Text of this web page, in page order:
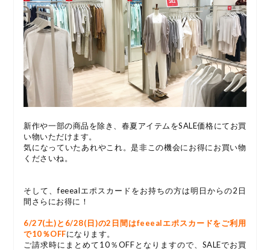
新作や一部の商品を除き、春夏アイテムをSALE価格にてお買
い物いただけます。
気になっていたあれやこれ。是非この機会にお得にお買い物
くださいね。
そして、feeealエポスカードをお持ちの方は明日からの2日
間さらにお得に！
6/27(土)と6/28(日)の2日間はfeeealエポスカードをご利用
で10％OFFになります。
ご請求時にまとめて10％OFFとなりますので、SALEでお買